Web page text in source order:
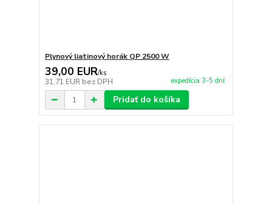
Plynový liatinový horák QP 2500 W
39,00 EUR/ks
31,71 EUR bez DPH expedícia 3-5 dní
Pridať do košíka